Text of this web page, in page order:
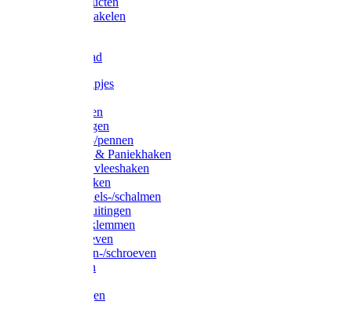
Heffen en takelen
Waslijndraad
Simplexknipjes
Sleutelringen
Gelaste ringen
Borgveren-/pennen
Musketons & Paniekhaken
S-haken & vleeshaken
Karabijnhaken
Noodschakels-/schalmen
Harp-/D-sluitingen
Staaldraadklemmen
Spanschroeven
Ringmoeren-/schroeven
Puntkousen
Aanlegringen